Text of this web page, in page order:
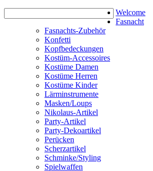
Welcome
Fasnacht
Fasnachts-Zubehör
Konfetti
Kopfbedeckungen
Kostüm-Accessoires
Kostüme Damen
Kostüme Herren
Kostüme Kinder
Lärminstrumente
Masken/Loups
Nikolaus-Artikel
Party-Artikel
Party-Dekoartikel
Perücken
Scherzartikel
Schminke/Styling
Spielwaffen